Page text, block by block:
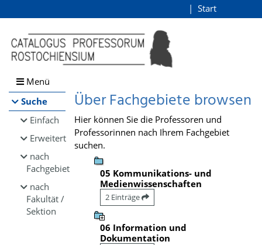
Browsen
direkt zum Inhalt
Start
Menü
Suche
Einfach
Erweitert
nach
Fachgebiet
nach
Fakultät /
Sektion
Über Fachgebiete browsen
Hier können Sie die Professoren und
Professorinnen nach Ihrem Fachgebiet
suchen.
05 Kommunikations- und
Medienwissenschaften
2 Einträge
06 Information und
Dokumentation